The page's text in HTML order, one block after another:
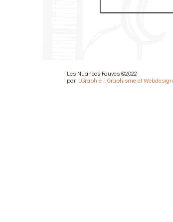
Les·Nuances·Fauves ©2022
par LGraphie | Graphisme et Webdesign